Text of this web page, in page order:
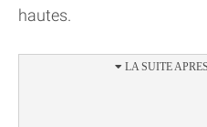
hautes.